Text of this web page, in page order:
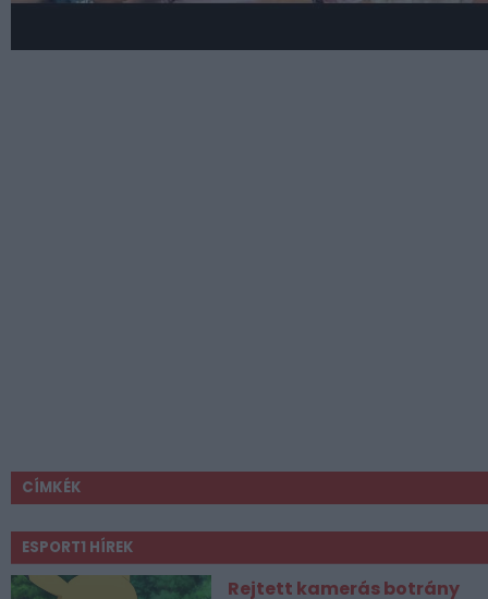
CÍMKÉK
ESPORT1 HÍREK
Rejtett kamerás botrány